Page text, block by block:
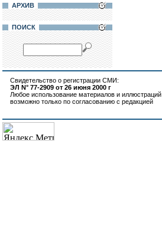
АРХИВ
ПОИСК
Свидетельство о регистрации СМИ:
ЭЛ N° 77-2909 от 26 июня 2000 г
Любое использование материалов и иллюстраций
возможно только по согласованию с редакцией